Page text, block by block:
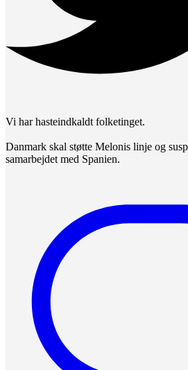
Vi har hasteindkaldt folketinget.
Danmark skal støtte Melonis linje og
samarbejdet med Spanien.